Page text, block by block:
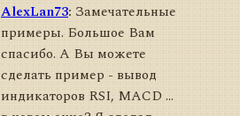
AlexLan73: Замечательные
примеры. Большое Вам
спасибо. А Вы можете
сделать пример - вывод
индикаторов RSI, MACD ...